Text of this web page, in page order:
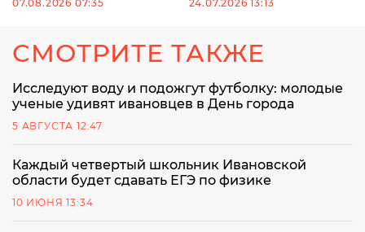
07.08.2026 07:35 24.07.2026 13:13
СМОТРИТЕ ТАКЖЕ
Исследуют воду и подожгут футболку: молодые
ученые удивят ивановцев в День города
5 АВГУСТА 12:47
Каждый четвертый школьник Ивановской
области будет сдавать ЕГЭ по физике
10 ИЮНЯ 13:34